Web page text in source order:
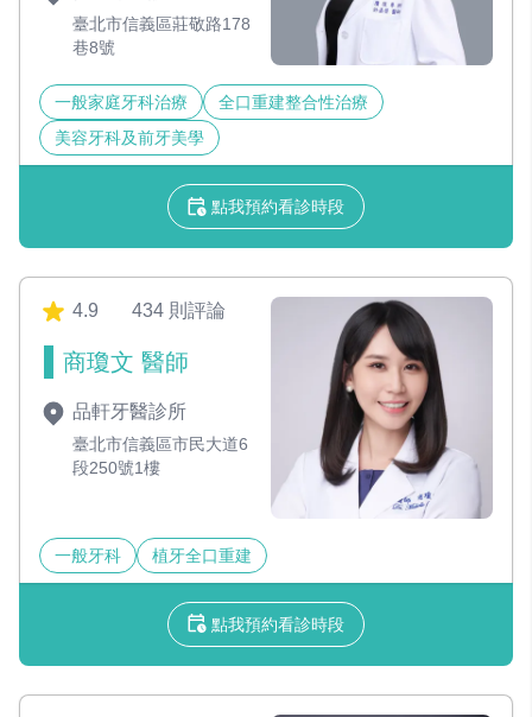
臺北市信義區莊敬路178
巷8號
一般家庭牙科治療
全口重建整合性治療
美容牙科及前牙美學
點我預約看診時段
4.9 434 則評論
商瓊文 醫師
品軒牙醫診所
臺北市信義區市民大道6
段250號1樓
一般牙科 植牙全口重建
點我預約看診時段